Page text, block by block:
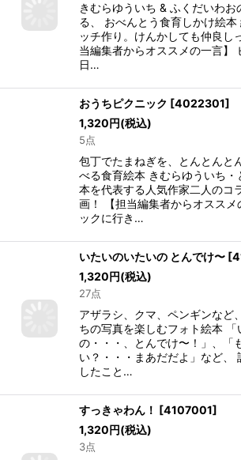
きむらゆういち & ふくだいわお
る、 おべんとう食育しかけ絵本
ッチ作り。けんかしても仲良し
当編集者からオススメの一言】
日…
おうちピクニック [4022301]
1,320円(税込)
5点
包丁でたまねぎを、とんとんと
べる食育絵本 きむらゆういち・
本を代表する人気作家二人のコ
画！ 【担当編集者からオススメ
ックに行き…
いたいのいたいの とんでけ〜 [
1,320円(税込)
27点
アザラシ、クマ、ペンギンなど
ちの写真を楽しむフォト絵本
の・・・、とんでけ〜！」、「
い？・・・まあだだよ」など、
したこと…
すっきゃわん！ [4107001]
1,320円(税込)
3点